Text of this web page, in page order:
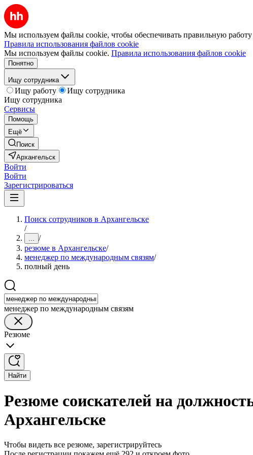
Мы используем файлы cookie, чтобы обеспечивать правильную работу
Правила использования файлов cookie
Мы используем файлы cookie. Правила использования файлов cookie
Понятно
Ищу сотрудника
Ищу работу
Ищу сотрудника
Ищу сотрудника
Сервисы
Помощь
Ещё
Поиск
Архангельск
Войти
Войти
Зарегистрироваться
Поиск сотрудников в Архангельске
/
... /
резюме в Архангельске/
менеджер по международным связям/
полный день
менеджер по международным связям
Резюме
Найти
Резюме соискателей на
Архангельске
Чтобы видеть все резюме, зарегистрируйтесь